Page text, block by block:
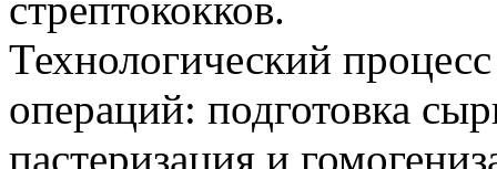
Технологический
операций: подготовка
пастеризация и